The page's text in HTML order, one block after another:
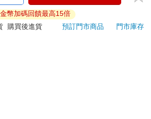
聽從指示，以免受騙上當！
於試用期，退回商品須為全新狀態**
幣加碼回饋最高15倍
購買後進貨 預訂門市商品
門市庫存